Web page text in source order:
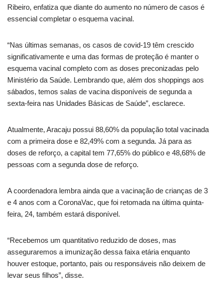
Ribeiro, enfatiza que diante do aumento no número de casos é
essencial completar o esquema vacinal.
“Nas últimas semanas, os casos de covid-19 têm crescido
significativamente e uma das formas de proteção é manter o
esquema vacinal completo com as doses preconizadas pelo
Ministério da Saúde. Lembrando que, além dos shoppings aos
sábados, temos salas de vacina disponíveis de segunda a
sexta-feira nas Unidades Básicas de Saúde”, esclarece.
Atualmente, Aracaju possui 88,60% da população total vacinada
com a primeira dose e 82,49% com a segunda. Já para as
doses de reforço, a capital tem 77,65% do público e 48,68% de
pessoas com a segunda dose de reforço.
A coordenadora lembra ainda que a vacinação de crianças de 3
e 4 anos com a CoronaVac, que foi retomada na última quinta-
feira, 24, também estará disponível.
“Recebemos um quantitativo reduzido de doses, mas
asseguraremos a imunização dessa faixa etária enquanto
houver estoque, portanto, pais ou responsáveis não deixem de
levar seus filhos”, disse.